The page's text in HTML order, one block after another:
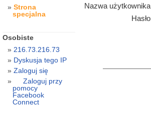
Nazwa użytkownika
Hasło
Strona
specjalna
Osobiste
216.73.216.73
Dyskusja tego IP
Zaloguj się
Zaloguj przy
pomocy
Facebook
Connect